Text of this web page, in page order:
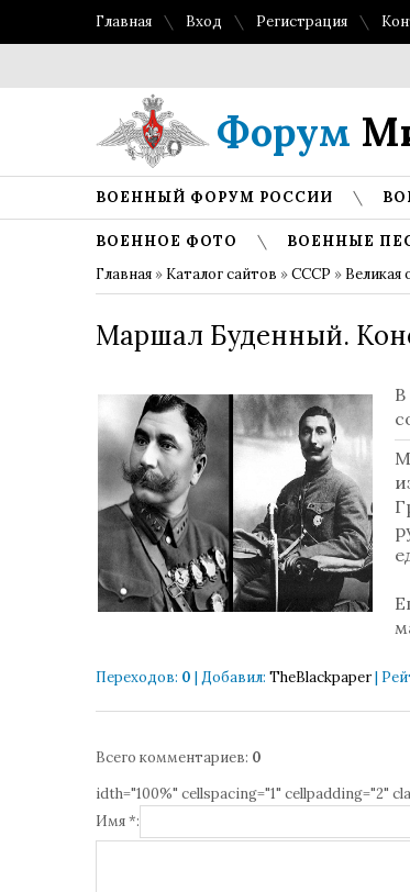
Главная Вход Регистрация
Форум
ВОЕННЫЙ ФОРУМ РОССИИ
ВОЕННОЕ ФОТО ВОЕННЫЕ
Главная » Каталог сайтов »СССР » Великая
Маршал Буденный.
В
Переходов: 0 | Добавил: TheBlackpaper|
Всего комментариев: 0
idth="100%" cellspacing="1" cellpadding="2"
Имя *: